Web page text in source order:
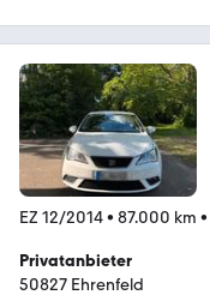
EZ 12/2014• 87.000 km •
Privatanbieter
50827 Ehrenfeld